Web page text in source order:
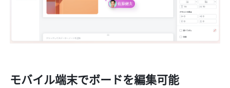
モバイル端末でボードを編集可能